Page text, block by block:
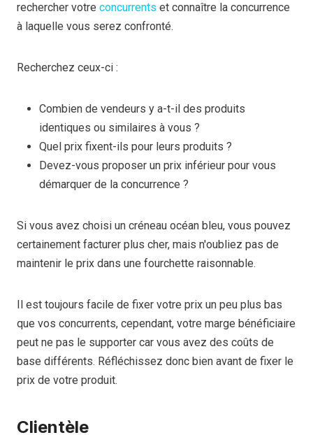
rechercher votre concurrents et connaître la concurrence
à laquelle vous serez confronté.
Recherchez ceux-ci :
Combien de vendeurs y a-t-il des produits
identiques ou similaires à vous ?
Quel prix fixent-ils pour leurs produits ?
Devez-vous proposer un prix inférieur pour vous
démarquer de la concurrence ?
Si vous avez choisi un créneau océan bleu, vous pouvez
certainement facturer plus cher, mais n'oubliez pas de
maintenir le prix dans une fourchette raisonnable.
Il est toujours facile de fixer votre prix un peu plus bas
que vos concurrents, cependant, votre marge bénéficiaire
peut ne pas le supporter car vous avez des coûts de
base différents. Réfléchissez donc bien avant de fixer le
prix de votre produit.
Clientèle